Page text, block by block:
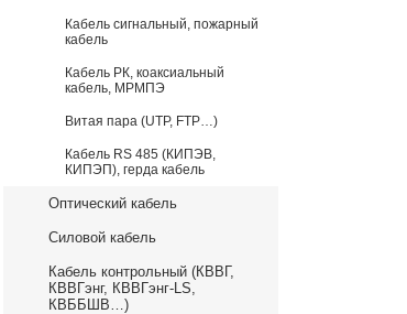
Кабель сигнальный, пожарный
кабель
Кабель РК, коаксиальный
кабель, МРМПЭ
Витая пара (UTP, FTP…)
Кабель RS 485 (КИПЭВ,
КИПЭП), герда кабель
Оптический кабель
Силовой кабель
Кабель контрольный (КВВГ,
КВВГэнг, КВВГэнг-LS,
КВББШВ…)